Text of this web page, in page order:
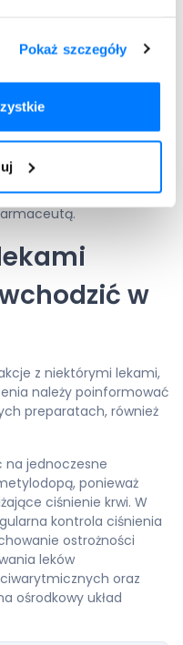
Pokaż szczegóły
Możliwe są też
oraz alergiczne
zgłaszano
(leukopenię) oraz bóle
działań
należy
w
z niektórymi lekami,
należy poinformować
preparatach, również
na jednoczesne
ponieważ
ciśnienie krwi. W
kontrola ciśnienia
ostrożności
leków
oraz
ośrodkowy układ